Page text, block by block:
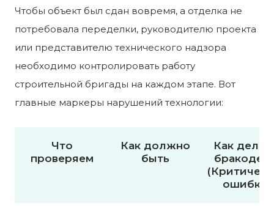
Чтобы объект был сдан вовремя, а отделка не
потребовала переделки, руководителю проекта
или представителю технического надзора
необходимо контролировать работу
строительной бригады на каждом этапе. Вот
главные маркеры нарушений технологии:
Что
проверяем
Как должно
быть
Как
ошибка)